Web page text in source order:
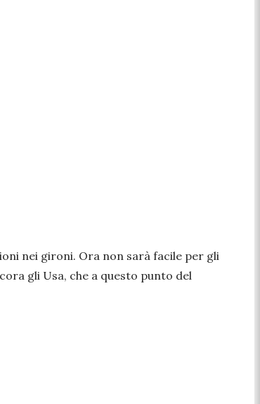
nei gironi. Ora non sarà facile per gli
gli Usa, che a questo punto del